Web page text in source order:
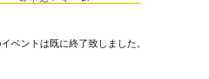
ベントは既に終了致しました。